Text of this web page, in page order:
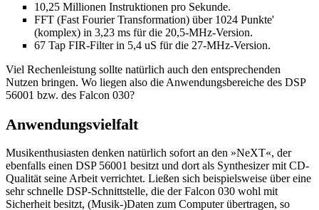
10,25 Millionen Instruktionen pro Sekunde.
FFT (Fast Fourier Transformation) über 1024 Punkte'
(komplex) in 3,23 ms für die 20,5-MHz-Version.
67 Tap FIR-Filter in 5,4 uS für die 27-MHz-Version.
Viel Rechenleistung sollte natürlich auch den entsprechenden
Nutzen bringen. Wo liegen also die Anwendungsbereiche des DSP
56001 bzw. des Falcon 030?
Anwendungsvielfalt
Musikenthusiasten denken natürlich sofort an den »NeXT«, der
ebenfalls einen DSP 56001 besitzt und dort als Synthesizer mit CD-
Qualität seine Arbeit verrichtet. Ließen sich beispielsweise über eine
sehr schnelle DSP-Schnittstelle, die der Falcon 030 wohl mit
Sicherheit besitzt, (Musik-)Daten zum Computer übertragen, so